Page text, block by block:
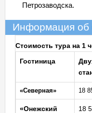
Петрозаводска.
Информация об
Стоимость тура на 1
Гостиница
«Северная» 18
«Онежский
18